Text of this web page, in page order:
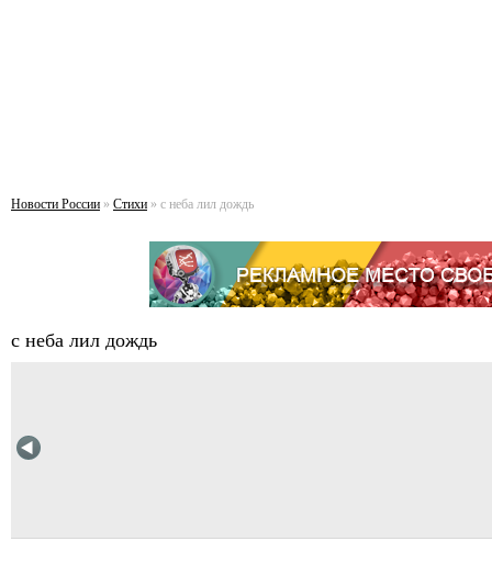
Новости России » Стихи » с неба лил дождь
с неба лил дождь